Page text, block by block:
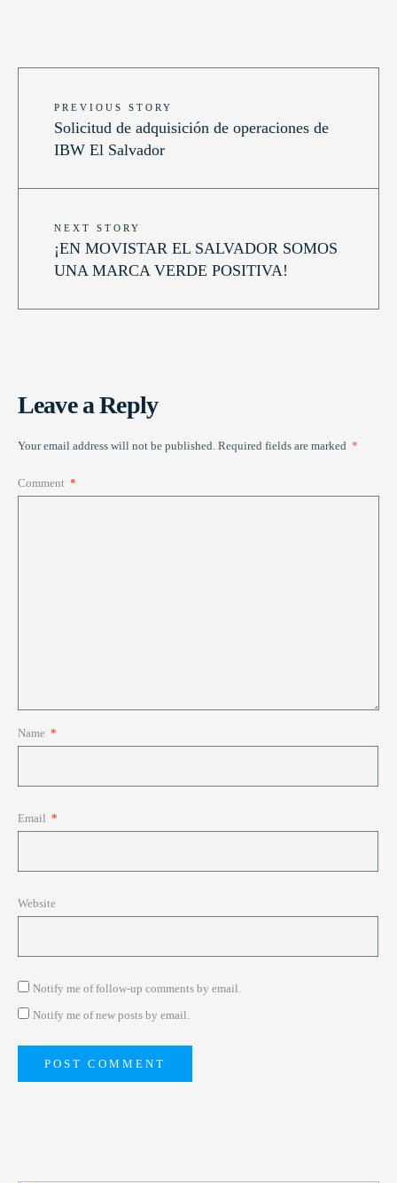
PREVIOUS STORY
Solicitud de adquisición de operaciones de
IBW El Salvador
NEXT STORY
¡EN MOVISTAR EL SALVADOR SOMOS
UNA MARCA VERDE POSITIVA!
Leave a Reply
Your email address will not be published. Required fields are marked *
Comment *
Name *
Email *
Website
Notify me of follow-up comments by email.
Notify me of new posts by email.